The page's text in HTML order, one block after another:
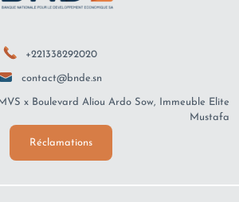
+221338292020
contact@bnde.sn
x Boulevard Aliou Ardo Sow, Immeuble Elite
Mustafa
Réclamations